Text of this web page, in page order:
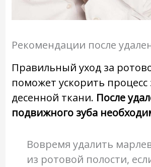
Рекомендации после
Правильный уход за
поможет ускорить
десенной ткани. После
подвижного зуба
Вовремя удалить
из ротовой полости,